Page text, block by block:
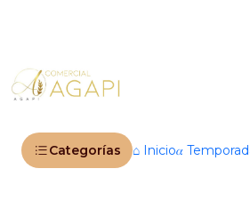
Categorías ⌂ Inicio𝛼